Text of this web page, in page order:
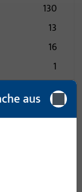
130
13
16
1
1
aus